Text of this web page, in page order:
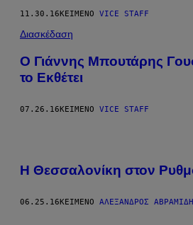
11.30.16 ΚΕΊΜΕΝΟ VICE STAFF
Διασκέδαση
Ο Γιάννης Μπουτάρης
το Εκθέτει
07.26.16ΚΕΊΜΕΝΟ VICE STAFF
Η Θεσσαλονίκη στον
06.25.16 ΚΕΊΜΕΝΟ ΑΛΈΞΑΝΔΡΟΣ